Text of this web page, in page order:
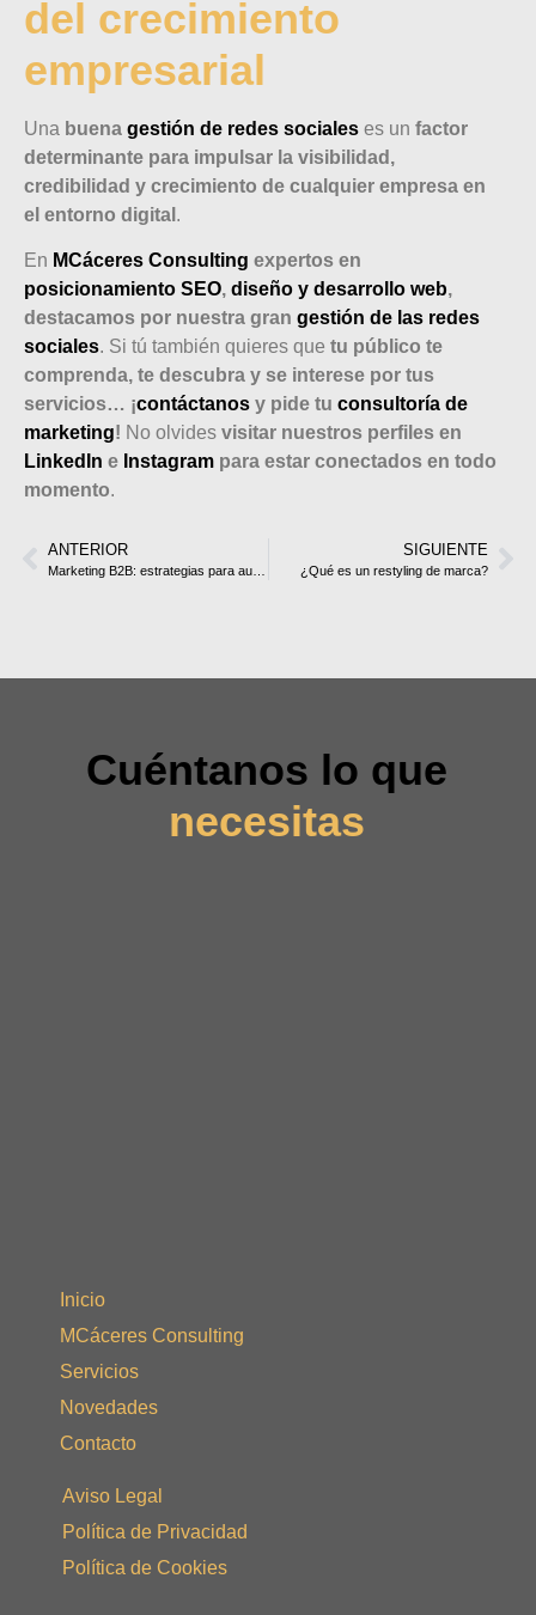
del crecimiento
empresarial
Una buena gestión de redes sociales es un factor
determinante para impulsar la visibilidad,
credibilidad y crecimiento de cualquier empresa en
el entorno digital .
En MCáceres Consulting expertos en
posicionamiento SEO, diseño y desarrollo web,
destacamos por nuestra gran gestión de las redes
sociales. Si tú también quieres que tu público te
comprenda, te descubra y se interese por tus
servicios… ¡contáctanos y pide tu consultoría de
marketing! No olvides visitar nuestros perfiles en
LinkedIn e Instagram para estar conectados en todo
momento.
ANTERIOR SIGUIENTE
¿Qué es un restyling de marca?
Cuéntanos lo que
necesitas
Inicio
MCáceres Consulting
Servicios
Novedades
Contacto
Aviso Legal
Política de Privacidad
Política de Cookies